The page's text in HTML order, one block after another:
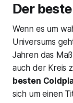
Der
Wenn es um
Universums
Jahren das
auch der Kreis
besten
sich um einen